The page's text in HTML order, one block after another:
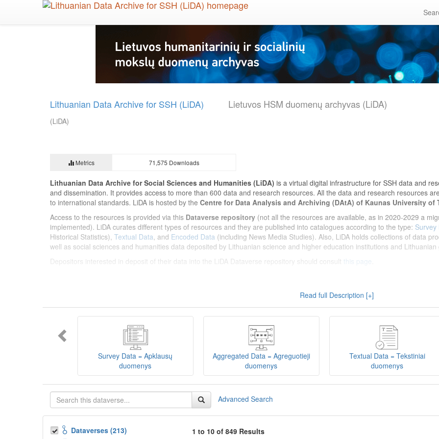
Lithuanian Data Archive for SSH (LiDA)
(LiDA)
Lietuvos HSM duomenų archyvas (LiDA)
Metrics 71,575 Downloads
Lithuanian Data Archive for Social Sciences and Humanities (LiDA) is a virtual digital infrastructure for SSH data and
and dissemination. It provides access to more than 600 data and research resources. All the data and research resources
to international standards. LiDA is hosted by the Centre for Data Analysis and Archiving (DAtA) of Kaunas University of
Access to the resources is provided via this Dataverse repository (not all the resources are available, as in 2020-2029 a
implemented). LiDA curates different types of resources and they are published into catalogues according to the type: Survey
Historical Statistics), Textual Data, and Encoded Data (including News Media Studies). Also, LiDA holds collections of data
well as social sciences and humanities data deposited by Lithuanian science and higher education institutions and
Depositors interested in deposit of their data into the LiDA Dataverse repository should consult this page
yra virtuali skaitmeninė empirinių HSM
sklaidos infrastruktūra, suteikianti prieigą prie daugiau nei 600 duomenų ir tyrimų išteklių. Visi duomenų ir tyrimų ištekliai yra
tarptautinius standartus. LiDA įsikūręsKauno technologijos universiteto Duomenų analizės ir archyvavimo (DAtA)
Prieigai prie išteklių naudojama ši
(kol kas ne visi ištekliai prieinami, nes 2020-2029 m. vykdomas
įvairių tipų išteklius ir jie publikuojami atskiruose kataloguose pagal tipą:
Interviu duomenys
duomenys
Koduotieji duomenys (įskaitant Žiniasklaidos tyrimus). Taip pat LiDA talpinami didelių nacionalinių projektų
mokslo ir studijų bei Lietuvos valstybės institucijų deponuoti socialinių ir humanitarinių mokslų duomenų rinkiniai (Kitų
talpykla, surasti ir parsisiųsti duomenis, siūlome susipažinti su
LiDA Dataverse talpyklos naudotojo vadovu.
Read full Description [+]
Survey Data = Apklausų
duomenys
Aggregated Data = Agreguotieji
duomenys
Textual Data = Tekstiniai
duomenys
Advanced Search
Dataverses (213)
1 to 10 of 849 Results